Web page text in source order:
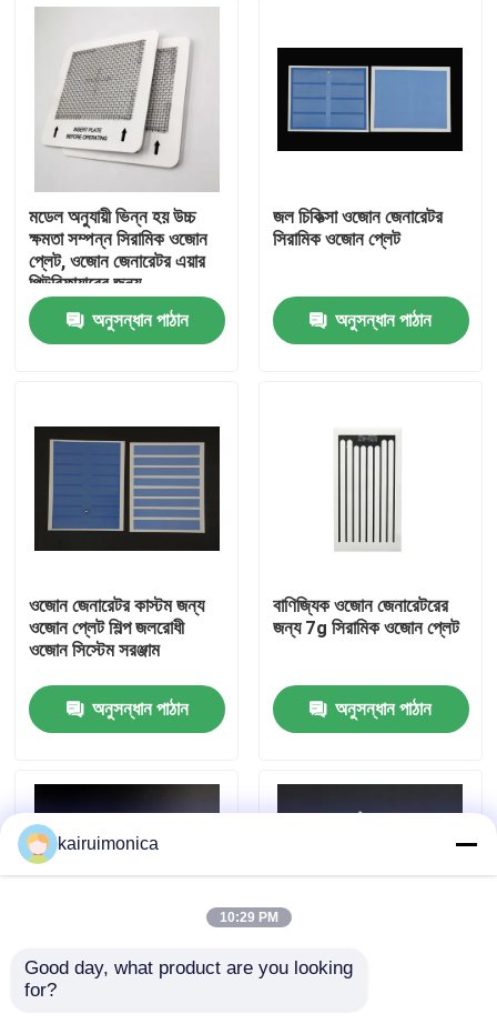
পণ্য
ভিডিও
আমাদের সম্পর্কে
কারখানা ভ্রমণ
যোগাযোগ করুন
মডেল অনুযায়ী ভিন্ন হয় উচ্চ
ক্ষমতা সম্পন্ন সিরামিক ওজোন
প্লেট, ওজোন জেনারেটর এয়ার
পিউরিফায়ারের জন্য
অনুসন্ধান পাঠান
জল চিকিত্সা ওজোন জেনারেটর
সিরামিক ওজোন প্লেট
অনুসন্ধান পাঠান
ওজোন জেনারেটর কাস্টম জন্য
ওজোন প্লেট শিল্প জলরোধী
ওজোন সিস্টেম সরঞ্জাম
অনুসন্ধান পাঠান
বাণিজ্যিক ওজোন জেনারেটরের
জন্য 7g সিরামিক ওজোন প্লেট
অনুসন্ধান পাঠান
1g 2g বায়ু বিশুদ্ধকরণের জন্য
kairuimonica
10:29 PM
Good day, what product are you looking
for?